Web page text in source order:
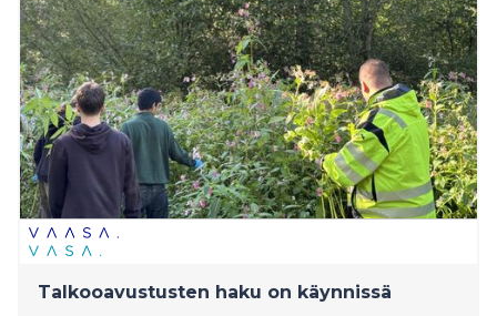
Talkooavustusten haku on käynnissä